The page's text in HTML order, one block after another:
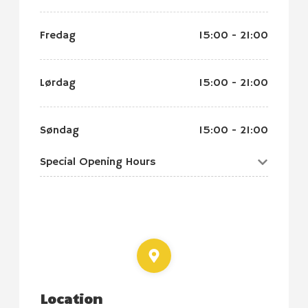
Fredag 15:00 - 21:00
Lørdag 15:00 - 21:00
Søndag 15:00 - 21:00
Special Opening Hours
Location